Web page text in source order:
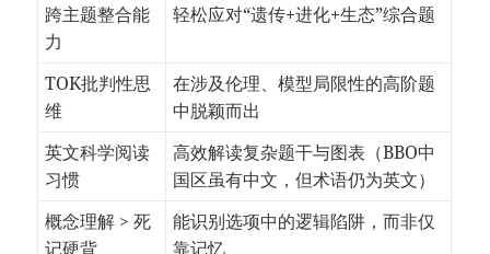
跨主题整合能
力
轻松应对“遗传+进化+生态”综合题
TOK批判性思
维
在涉及伦理、模型局限性的高阶题
中脱颖而出
英文科学阅读
习惯
高效解读复杂题干与图表（BBO中
国区虽有中文，但术语仍为英文）
概念理解 > 死
记硬背
能识别选项中的逻辑陷阱，而非仅
靠记忆